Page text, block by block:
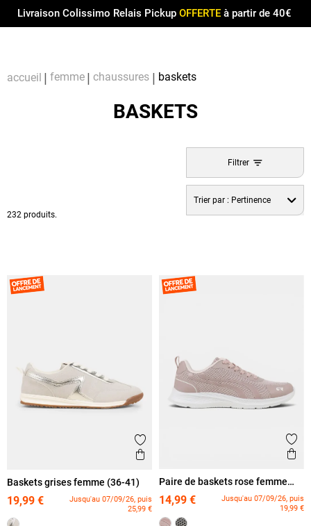
Livraison Colissimo Relais Pickup OFFERTEà partir de 40€
accueil femme chaussures baskets
BASKETS
232 produits.
Filtrer
Trier par : Pertinence
Ajouter aux favoris
Aperçu rapide
Baskets grises femme (36-41)
19,99 €
Jusqu'au 07/09/26, puis
25,99 €
Paire de baskets rose femme
14,99 €
Jusqu'au 07/09/26, puis
19,99 €